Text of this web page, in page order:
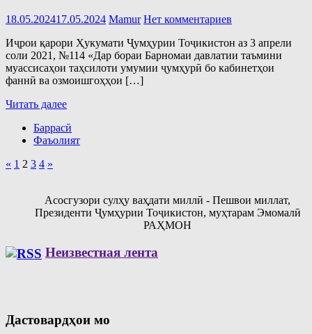
18.05.202417.05.2024 Mamur Нет комментариев
Иҷрои қарори Ҳукумати Ҷумҳурии Тоҷикистон аз 3 апрели
соли 2021, №114 «Дар бораи Барномаи давлатии таъмини
муассисаҳои таҳсилоти умумии ҷумҳурӣ бо кабинетҳои
фаннӣ ва озмоишгоҳҳои […]
Читать далее
Баррасӣ
Фаъолият
Пагинация
« Предыдущие
1 2 3 4 Следующие
»
Асосгузори сулҳу ваҳдати миллӣ - Пешвои миллат,
Президенти Ҷумҳурии Тоҷикистон, муҳтарам Эмомалӣ
РАҲМОН
Неизвестная лента
Дастовардҳои мо